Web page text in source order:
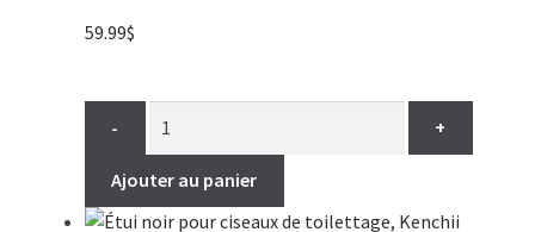
59.99$
- +
Ajouter au panier